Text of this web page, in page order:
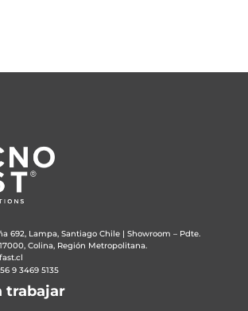
692, Lampa, Santiago Chile | Showroom – Pdte.
Colina, Región Metropolitana.
9 3469 5135
trabajar